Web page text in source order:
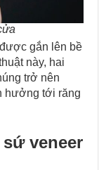
gắn lên bề
này, hai
trở nên
hưởng tới răng
veneer